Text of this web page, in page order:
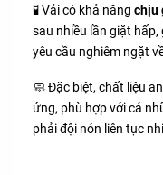
🧪 Vải có khả năng chịu
sau nhiều lần giặt
yêu cầu nghiêm ngặt
🧼 Đặc biệt, chất liệu
ứng, phù hợp với cả
phải đội nón liên tục